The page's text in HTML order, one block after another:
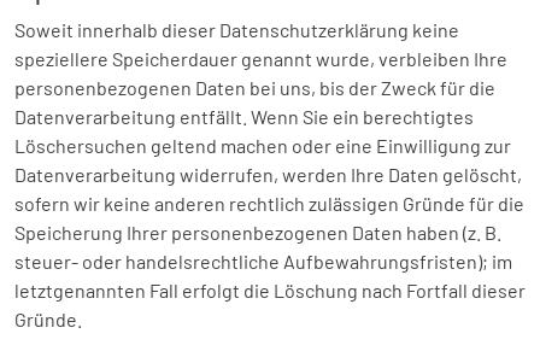
Soweit innerhalb dieser Datenschutzerklärung keine
speziellere Speicherdauer genannt wurde, verbleiben Ihre
personenbezogenen Daten bei uns, bis der Zweck für die
Datenverarbeitung entfällt. Wenn Sie ein berechtigtes
Löschersuchen geltend machen oder eine Einwilligung zur
Datenverarbeitung widerrufen, werden Ihre Daten gelöscht,
sofern wir keine anderen rechtlich zulässigen Gründe für die
Speicherung Ihrer personenbezogenen Daten haben (z. B.
steuer- oder handelsrechtliche Aufbewahrungsfristen); im
letztgenannten Fall erfolgt die Löschung nach Fortfall dieser
Gründe.